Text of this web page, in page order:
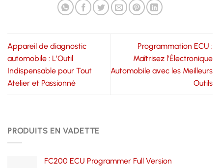
Appareil de diagnostic
automobile : L’Outil
Indispensable pour Tout
Atelier et Passionné
Programmation ECU :
Maîtrisez l’Électronique
Automobile avec les Meilleurs
Outils
PRODUITS EN VADETTE
FC200 ECU Programmer Full Version